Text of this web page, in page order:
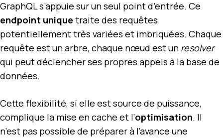
GraphQL s’appuie sur un seul point d’entrée. Ce
endpoint unique traite des requêtes
potentiellement très variées et imbriquées. Chaque
requête est un arbre, chaque nœud est un resolver
qui peut déclencher ses propres appels à la base de
données.
Cette flexibilité, si elle est source de puissance,
complique la mise en cache et l’optimisation. Il
n’est pas possible de préparer à l’avance une